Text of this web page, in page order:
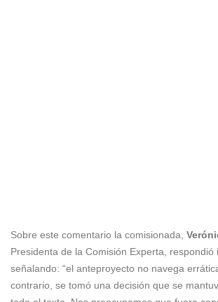
Sobre este comentario la comisionada,
Presidenta de la Comisión Experta, respondió
señalando: “el anteproyecto no navega
contrario, se tomó una decisión que se